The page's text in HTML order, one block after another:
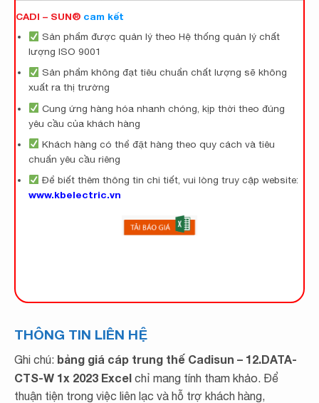
CADI – SUN® cam kết
Sản phẩm được quản lý theo Hệ thống quản lý chất
lượng ISO 9001
Sản phẩm không đạt tiêu chuẩn chất lượng sẽ không
xuất ra thị trường
Cung ứng hàng hóa nhanh chóng, kịp thời theo đúng
yêu cầu của khách hàng
Khách hàng có thể đặt hàng theo quy cách và tiêu
chuẩn yêu cầu riêng
Để biết thêm thông tin chi tiết, vui lòng truy cập website:
www.kbelectric.vn
THÔNG TIN LIÊN HỆ
Ghi chú: bảng giá cáp trung thế Cadisun – 12.DATA-
CTS-W 1x 2023 Excel chỉ mang tính tham khảo. Để
thuận tiện trong việc liên lạc và hỗ trợ khách hàng,